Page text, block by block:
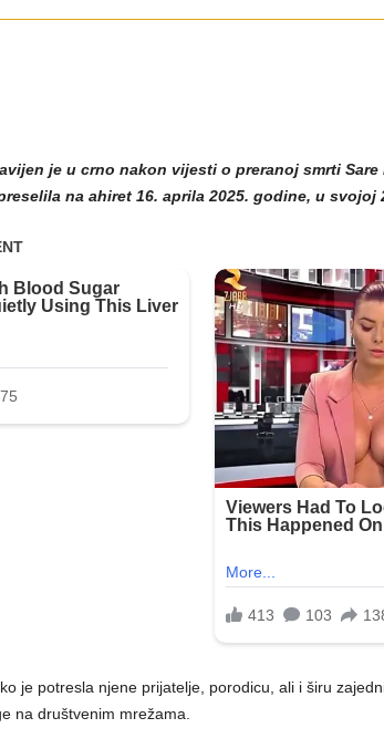
je u crno nakon vijesti o preranoj smrti Sare
na ahiret 16. aprila 2025. godine, u svojoj
je potresla njene prijatelje, porodicu, ali i širu
na društvenim mrežama.